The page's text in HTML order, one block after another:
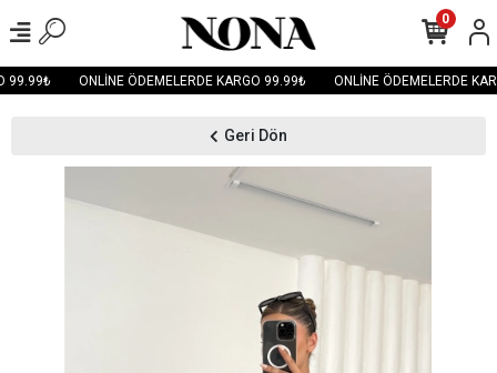
99.99₺ ONLİNE ÖDEMELERDE KARGO 99.99₺ ONLİNE ÖDEMELERDE
0
Geri Dön